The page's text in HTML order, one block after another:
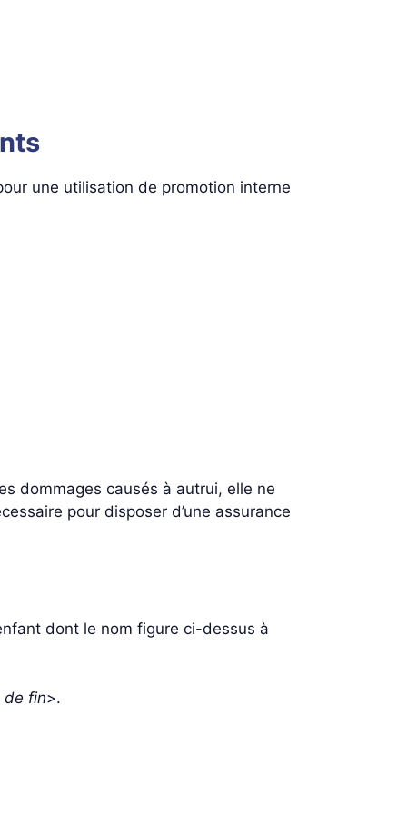
une utilisation de promotion interne
dommages causés à autrui, elle ne
pour disposer d’une assurance
dont le nom figure ci-dessus à
de fin>.